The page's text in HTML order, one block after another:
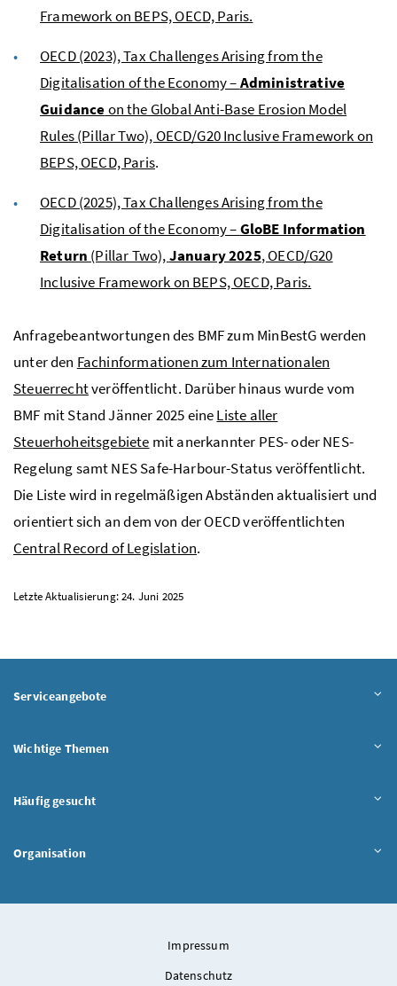
Framework on BEPS, OECD, Paris.
OECD (2023), Tax Challenges Arising from the
Digitalisation of the Economy –Administrative
Guidanceon the Global Anti-Base Erosion Model
Rules (Pillar Two), OECD/G20 Inclusive Framework on
BEPS, OECD, Paris.
OECD (2025), Tax Challenges Arising from the
Digitalisation of the Economy –GloBE Information
Return (Pillar Two),January 2025, OECD/G20
Inclusive Framework on BEPS, OECD, Paris.
Anfragebeantwortungen des BMFzum MinBestGwerden
unter den Fachinformationen zum Internationalen
Steuerrechtveröffentlicht. Darüber hinaus wurde vom
BMF mit Stand Jänner 2025 eineListe aller
Steuerhoheitsgebiete mit anerkannter PES- oderNES-
Regelung samtNESSafe-Harbour-Statusveröffentlicht.
Die Liste wird in regelmäßigen Abständen aktualisiert und
orientiert sich an dem von derOECDveröffentlichten
Central Record of Legislation.
Letzte Aktualisierung: 24. Juni 2025
Serviceangebote
Wichtige Themen
Häufig gesucht
Organisation
Impressum
Datenschutz